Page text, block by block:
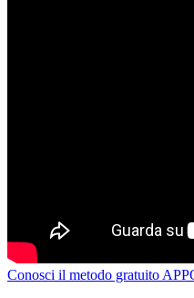
Conosci il metodo gratuito